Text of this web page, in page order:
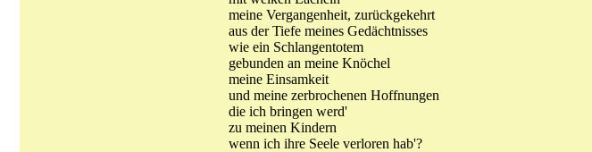
meine Vergangenheit, zurückgekehrt
aus der Tiefe meines Gedächtnisses
wie ein Schlangentotem
gebunden an meine Knöchel
meine Einsamkeit
und meine zerbrochenen Hoffnungen
die ich bringen werd'
zu meinen Kindern
wenn ich ihre Seele verloren hab'?